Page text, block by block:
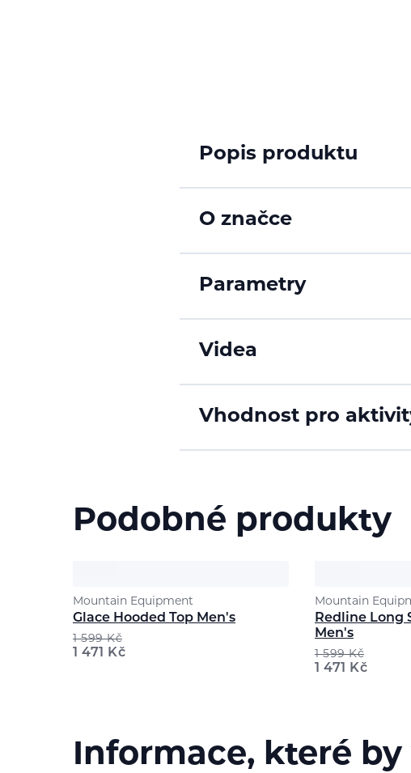
Popis produktu
O značce
Parametry
Videa
Vhodnost pro
Podobné produkty
Mountain Equipment
Glace Hooded Top Men's
1 599Kč
1 471 Kč
Mountain
Redline Long
Men's
1 599Kč
1 471 Kč
Informace, které